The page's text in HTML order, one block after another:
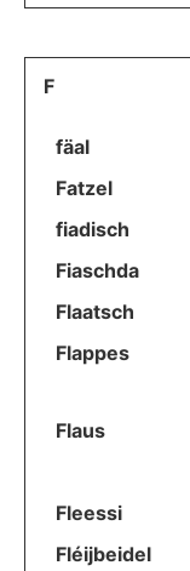
F
fäal
Fatzel
fiadisch
Fiaschda
Flaatsch
Flappes
Flaus
Fleessi
Fléijbeidel